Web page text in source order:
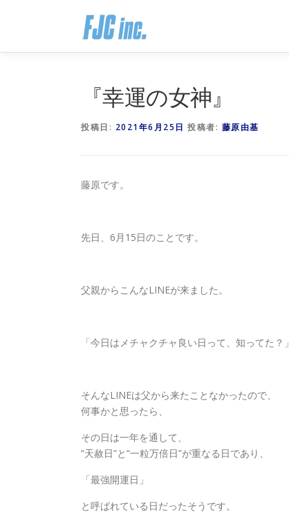
ン
『幸運の女神』
投稿日: 2021年6月25日 投稿者: 藤原由基
藤原です。
先日、6月15日のことです。
父親からこんなLINEが来ました。
「今日はメチャクチャ良い日って、知ってた？」
そんなLINEは父から来たことなかったので、
何事かと思ったら、
その日は一年を通して、
“天赦日”と“一粒万倍日”が重なる日であり、
「最強開運日」
と呼ばれている日だったそうです。